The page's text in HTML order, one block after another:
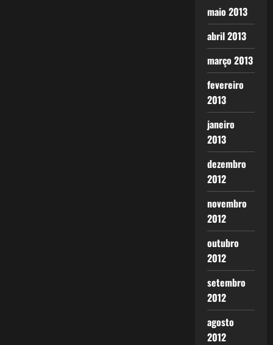
maio 2013
abril 2013
março 2013
fevereiro
2013
janeiro
2013
dezembro
2012
novembro
2012
outubro
2012
setembro
2012
agosto
2012